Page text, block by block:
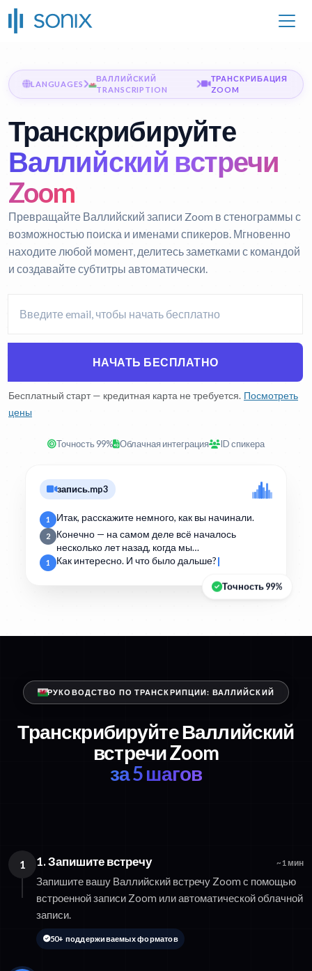
LANGUAGES
ВАЛЛИЙСКИЙ
TRANSCRIPTION
ТРАНСКРИБАЦИЯ
ZOOM
Транскрибируйте
Валлийский встречи
Zoom
Превращайте Валлийский записи Zoom в стенограммы с
возможностью поиска и именами спикеров. Мгновенно
находите любой момент, делитесь заметками с командой
и создавайте субтитры автоматически.
НАЧАТЬ БЕСПЛАТНО
Бесплатный старт — кредитная карта не требуется. Посмотреть
цены
Точность 99% Облачная интеграция ID спикера
запись.mp3
1 Итак, расскажите немного, как вы начинали.
2
Конечно — на самом деле всё началось
несколько лет назад, когда мы…
1 Как интересно. И что было дальше?
Точность 99%
РУКОВОДСТВО ПО ТРАНСКРИПЦИИ: ВАЛЛИЙСКИЙ
Транскрибируйте Валлийский
встречи Zoom
за 5 шагов
1 1. Запишите встречу ~1 мин
Запишите вашу Валлийский встречу Zoom с помощью
встроенной записи Zoom или автоматической облачной
записи.
50+ поддерживаемых форматов